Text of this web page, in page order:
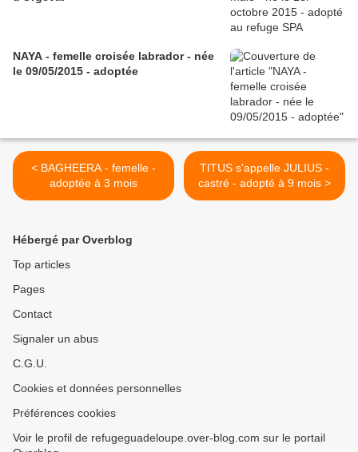
NAYA - femelle croisée labrador - née
le 09/05/2015 - adoptée
< BAGHEERA - femelle -
adoptée à 3 mois
TITUS s'appelle JULIUS -
castré - adopté à 9 mois >
Hébergé par Overblog
Top articles
Pages
Contact
Signaler un abus
C.G.U.
Cookies et données personnelles
Préférences cookies
Voir le profil de refugeguadeloupe.over-blog.com sur le portail